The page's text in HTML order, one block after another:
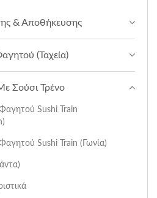
& Αποθήκευσης
(Ταχεία)
Σούσι Τρένο
Sushi Train
Sushi Train (Γωνία)